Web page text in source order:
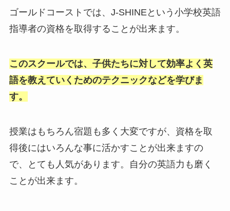
ゴールドコーストでは、J-SHINEという小学校英語
指導者の資格を取得することが出来ます。
このスクールでは、子供たちに対して効率よく英
語を教えていくためのテクニックなどを学びま
す。
授業はもちろん宿題も多く大変ですが、資格を取
得後にはいろんな事に活かすことが出来ますの
で、とても人気があります。自分の英語力も磨く
ことが出来ます。